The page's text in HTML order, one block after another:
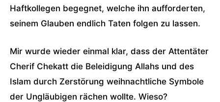
Haftkollegen begegnet, welche ihn aufforderten,
seinem Glauben endlich Taten folgen zu lassen.
Mir wurde wieder einmal klar, dass der Attentäter
Cherif Chekatt die Beleidigung Allahs und des
Islam durch Zerstörung weihnachtliche Symbole
der Ungläubigen rächen wollte. Wieso?